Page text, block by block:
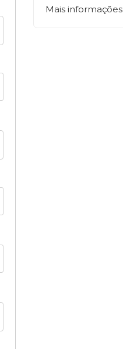
Mais informações